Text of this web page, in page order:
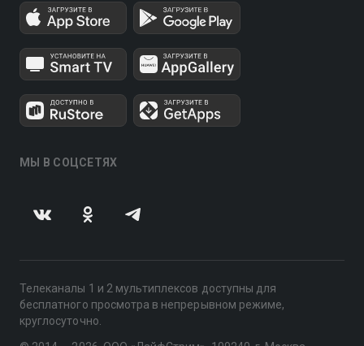
МЫ В СОЦСЕТЯХ
Телеканалы 1 и 2 мультиплексов доступны для
бесплатного просмотра в непрерывном режиме,
круглосуточно.